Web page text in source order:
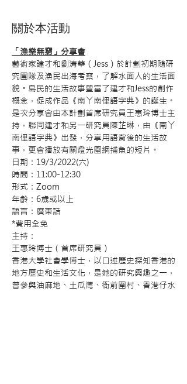
關於本活動
「漁樂無窮」分享會
藝術家建才和劉清華（Jess）於計劃初期隨研
究團隊及漁民出海考察，了解水面人的生活面
貌。島民的生活故事豐富了建才和Jess的創作
概念，促成作品《南丫南俚語字典》的誕生。
是次分享會由本計劃首席研究員王惠玲博士主
持，聯同建才和另一研究員陳芷琳，由《南丫
南俚語字典》出發，分享用語背後的生活故
事，更會播放有關燈光圍網捕魚的短片。
日期：19/3/2022(六)
時間：11:00-12:30
形式：Zoom
年齡：6歲或以上
語言：廣東話
*費用全免
主持：
王惠玲博士（首席研究員）
香港大學社會學博士，以口述歷史探知香港的
地方歷史和生活文化，是她的研究興趣之一，
曾參與油麻地、土瓜灣、衙前圍村、香港仔水